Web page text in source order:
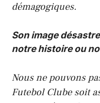
démagogiques.
Son image
notre histoire ou
Nous ne pouvons
Futebol Clube soit